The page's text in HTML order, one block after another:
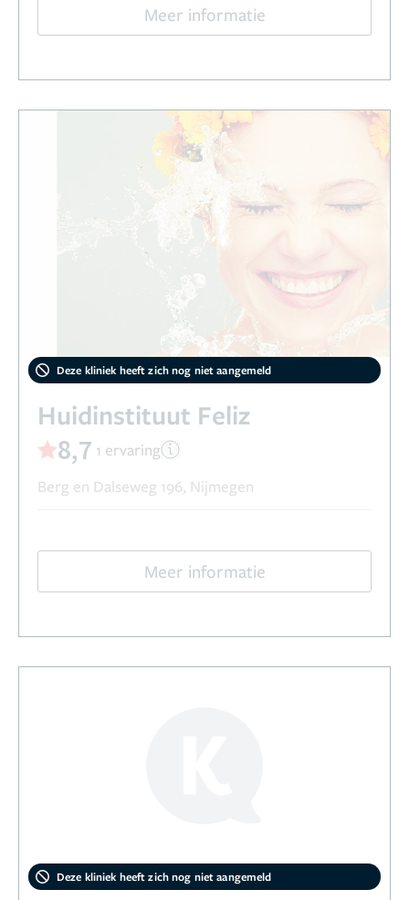
Meer informatie
Deze kliniek heeft zich nog niet aangemeld
Huidinstituut Feliz
8,7 1 ervaring
Berg en Dalseweg 196, Nijmegen
Meer informatie
Deze kliniek heeft zich nog niet aangemeld